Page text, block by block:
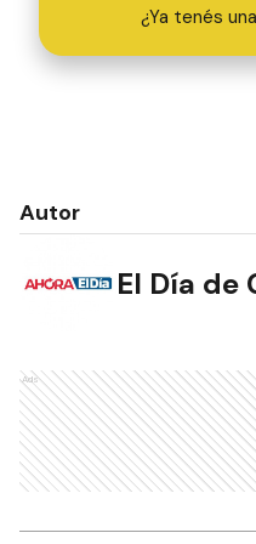
¿Ya tenés
Autor
El Día de
Ads